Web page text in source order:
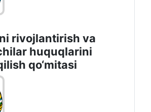
rivojlantirish va
huquqlarini
qo‘mitasi